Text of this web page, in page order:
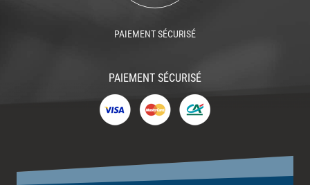
PAIEMENT SÉCURISÉ
PAIEMENT SÉCURISÉ